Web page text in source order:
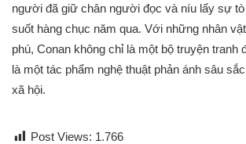
người đã giữ chân người đọc và níu lấy sự
suốt hàng chục năm qua. Với những nhân
phú, Conan không chỉ là một bộ truyện tranh
là một tác phẩm nghệ thuật phản ánh sâu
xã hội.
Post Views: 1.766